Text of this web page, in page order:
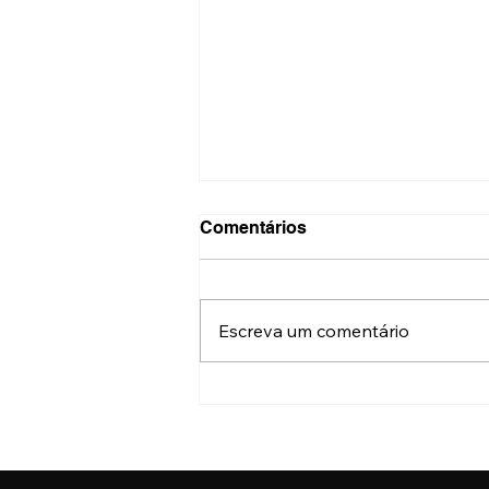
Comentários
Escreva um comentário